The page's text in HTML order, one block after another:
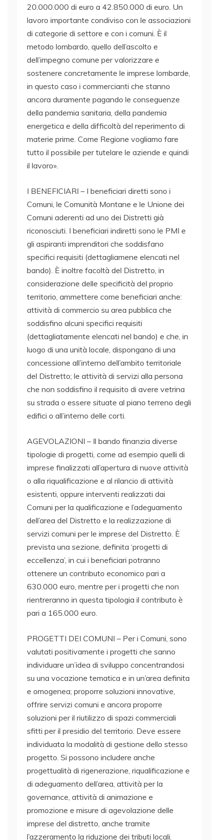
20.000.000 di euro a 42.850.000 di euro. Un
lavoro importante condiviso con le associazioni
di categorie di settore e con i comuni. È il
metodo lombardo, quello dell’ascolto e
dell’impegno comune per valorizzare e
sostenere concretamente le imprese lombarde,
in questo caso i commercianti che stanno
ancora duramente pagando le conseguenze
della pandemia sanitaria, della pandemia
energetica e della difficoltà del reperimento di
materie prime. Come Regione vogliamo fare
tutto il possibile per tutelare le aziende e quindi
il lavoro».
I BENEFICIARI – I beneficiari diretti sono i
Comuni, le Comunità Montane e le Unione dei
Comuni aderenti ad uno dei Distretti già
riconosciuti. I beneficiari indiretti sono le PMI e
gli aspiranti imprenditori che soddisfano
specifici requisiti (dettagliamene elencati nel
bando). È inoltre facoltà del Distretto, in
considerazione delle specificità del proprio
territorio, ammettere come beneficiari anche:
attività di commercio su area pubblica che
soddisfino alcuni specifici requisiti
(dettagliatamente elencati nel bando) e che, in
luogo di una unità locale, dispongano di una
concessione all’interno dell’ambito territoriale
del Distretto; le attività di servizi alla persona
che non soddisfino il requisito di avere vetrina
su strada o essere situate al piano terreno degli
edifici o all’interno delle corti.
AGEVOLAZIONI – Il bando finanzia diverse
tipologie di progetti, come ad esempio quelli di
imprese finalizzati all’apertura di nuove attività
o alla riqualificazione e al rilancio di attività
esistenti, oppure interventi realizzati dai
Comuni per la qualificazione e l’adeguamento
dell’area del Distretto e la realizzazione di
servizi comuni per le imprese del Distretto. È
prevista una sezione, definita ‘progetti di
eccellenza’, in cui i beneficiari potranno
ottenere un contributo economico pari a
630.000 euro, mentre per i progetti che non
rientreranno in questa tipologia il contributo è
pari a 165.000 euro.
PROGETTI DEI COMUNI – Per i Comuni, sono
valutati positivamente i progetti che sanno
individuare un’idea di sviluppo concentrandosi
su una vocazione tematica e in un’area definita
e omogenea; proporre soluzioni innovative,
offrire servizi comuni e ancora proporre
soluzioni per il riutilizzo di spazi commerciali
sfitti per il presidio del territorio. Deve essere
individuata la modalità di gestione dello stesso
progetto. Si possono includere anche
progettualità di rigenerazione, riqualificazione e
di adeguamento dell’area, attività per la
governance, attività di animazione e
promozione e misure di agevolazione delle
imprese del distretto, anche tramite
l’azzeramento la riduzione dei tributi locali.